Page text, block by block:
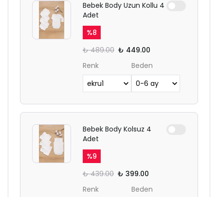
Bebek Body Uzun Kollu 4
Adet
%8
₺ 489.00 ₺ 449.00
Renk
Beden
Bebek Body Kolsuz 4
Adet
%9
₺ 439.00 ₺ 399.00
Renk
Beden